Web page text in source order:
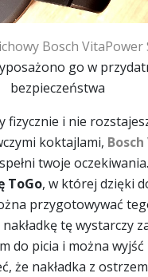
Bosch VitaPower
go w
bezpieczeństwa
fizycznie i nie
koktajlami,
twoje
ToGo, w której dzięki
przygotowywać
tę wystarczy
do picia i można wyjść
że nakładka z